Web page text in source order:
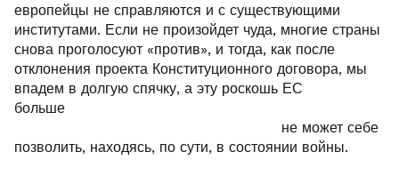
европейцы не справляются и с существующими
институтами. Если не произойдет чуда, многие страны
снова проголосуют «против», и тогда, как после
отклонения проекта Конституционного договора, мы
впадем в долгую спячку, а эту роскошь ЕС
больше
не может себе
позволить, находясь, по сути, в состоянии войны.